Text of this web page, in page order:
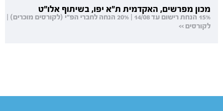
מכון מפרשים, האקדמית ת"א יפו, בשיתוף אלו"ט
15% הנחת רישום עד 14/08 | 20% הנחה לחברי הפ"י (לקורסים מוכרים) |
לקורסים >>